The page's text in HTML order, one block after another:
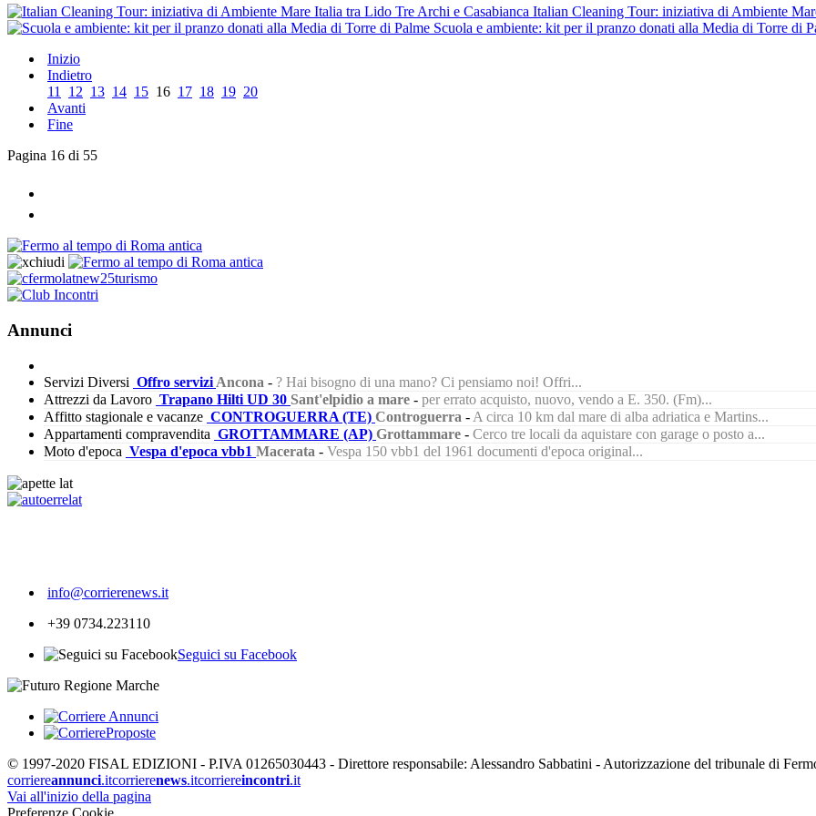
Italian Cleaning Tour: iniziativa di Ambiente
Scuola e ambiente: kit per il pranzo donati alla Media di Torre di
Inizio
Indietro
11
12 13 14 15 16 17 18 19 20
Avanti
Fine
Pagina 16 di 55
Annunci
Servizi Diversi Offro servizi Ancona - ? Hai bisogno di una mano? Ci pensiamo noi! Offri...
Attrezzi da Lavoro Trapano Hilti UD 30 Sant'elpidio a mare - per errato acquisto, nuovo, vendo a E. 350. (Fm)...
Affitto stagionale e vacanze CONTROGUERRA (TE) Controguerra - A circa 10 km dal mare di alba adriatica e Martins...
Appartamenti compravendita GROTTAMMARE (AP) Grottammare - Cerco tre locali da aquistare con garage o posto a...
Moto d'epoca Vespa d'epoca vbb1 Macerata - Vespa 150 vbb1 del 1961 documenti d'epoca original...
info@corrierenews.it
+39 0734.223110
Seguici su Facebook
© 1997-2020 FISAL EDIZIONI - P.IVA 01265030443 - Direttore responsabile: Alessandro Sabbatini - Autorizzazione del tribunale di
corriereannunci.itcorrierenews.itcorriereincontri.it
Vai all'inizio della pagina
Preferenze Cookie